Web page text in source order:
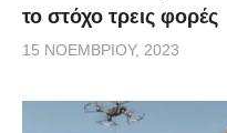
το στόχο τρεις φορές
15 ΝΟΕΜΒΡΊΟΥ, 2023